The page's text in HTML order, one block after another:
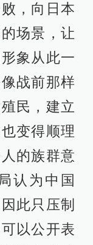
，向日本
场景，让
象从此一
战前那样
民，建立
变得顺理
的族群意
认为中国
此只压制
以公开表